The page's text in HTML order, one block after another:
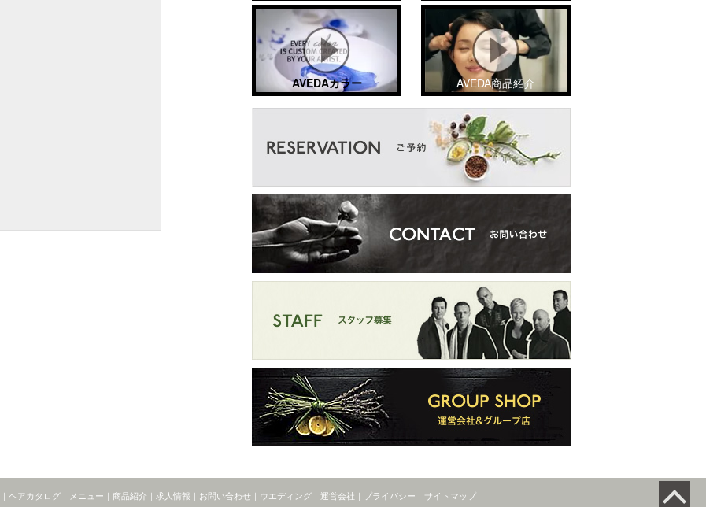
AVEDAカラー AVEDA商品紹介
｜ ヘアカタログ｜ メニュー ｜ 商品紹介 ｜ 求人情報 ｜ お問い合わせ｜ ウエディング｜ 運営会社 ｜ プライバシー ｜ サイトマップ